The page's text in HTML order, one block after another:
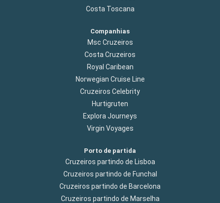
Costa Toscana
Companhias
Msc Cruzeiros
Costa Cruzeiros
Royal Caribean
Norwegian Cruise Line
Cruzeiros Celebrity
Hurtigruten
Explora Journeys
Virgin Voyages
Porto de partida
Cruzeiros partindo de Lisboa
Cruzeiros partindo de Funchal
Cruzeiros partindo de Barcelona
Cruzeiros partindo de Marselha